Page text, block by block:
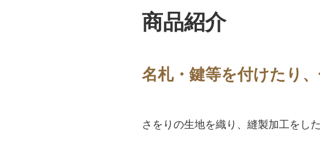
商品紹介
名札・鍵等を付けたり
さをりの生地を織り、縫製加工をした